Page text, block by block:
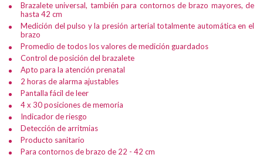
Brazalete universal, también para contornos de brazo mayores, de
hasta 42 cm
Medición del pulso y la presión arterial totalmente automática en el
brazo
Promedio de todos los valores de medición guardados
Control de posición del brazalete
Apto para la atención prenatal
2 horas de alarma ajustables
Pantalla fácil de leer
4 x 30 posiciones de memoria
Indicador de riesgo
Detección de arritmias
Producto sanitario
Para contornos de brazo de 22 - 42 cm